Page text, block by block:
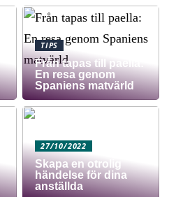
TIPS
Från tapas till paella:
En resa genom
Spaniens matvärld
27/10/2022
Skapa en otrolig
händelse för dina
anställda